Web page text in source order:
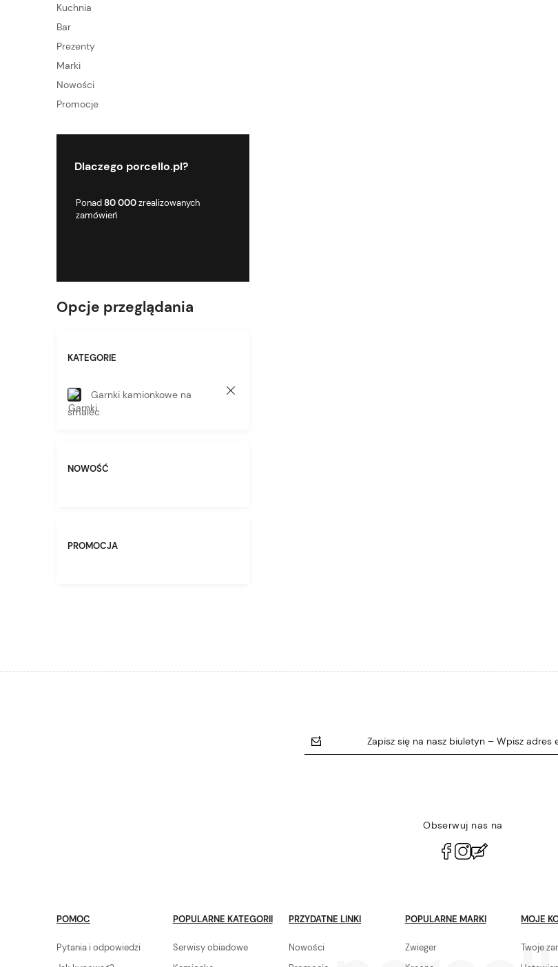
Kuchnia
Bar
Prezenty
Marki
Nowości
Promocje
Dlaczego porcello.pl?
Ponad80 000zrealizowanych
zamówień
Opcje przeglądania
KATEGORIE
Garnki kamionkowe na
smalec
NOWOŚĆ
PROMOCJA
Zapisz się na nasz biuletyn – Wpisz adres
Obserwuj nas na
POMOC
Pytania i odpowiedzi
POPULARNE KATEGORII
Serwisy obiadowe
PRZYDATNE LINKI
Nowości
POPULARNE MARKI
Zwieger
MOJE
Twoje